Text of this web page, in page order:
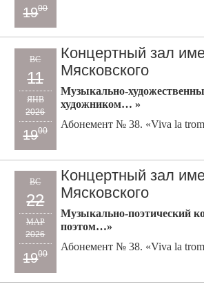
1900
ВС
11
ЯНВ
2026
1900
Концертный зал
Мясковского
Музыкально-
художником… »
Абонемент № 38. «Viva la
ВС
22
МАР
2026
1900
Концертный зал
Мясковского
Музыкально-поэтический
поэтом…»
Абонемент № 38. «Viva la